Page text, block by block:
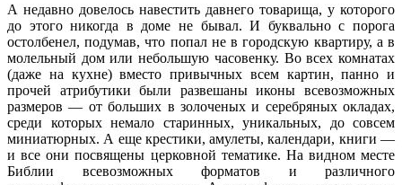
А недавно довелось навестить давнего товарища, у которого
до этого никогда в доме не бывал. И буквально с порога
остолбенел, подумав, что попал не в городскую квартиру, а в
молельный дом или небольшую часовенку. Во всех комнатах
(даже на кухне) вместо привычных всем картин, панно и
прочей атрибутики были развешаны иконы всевозможных
размеров — от больших в золоченых и серебряных окладах,
среди которых немало старинных, уникальных, до совсем
миниатюрных. А еще крестики, амулеты, календари, книги —
и все они посвящены церковной тематике. На видном месте
Библии всевозможных форматов и различного